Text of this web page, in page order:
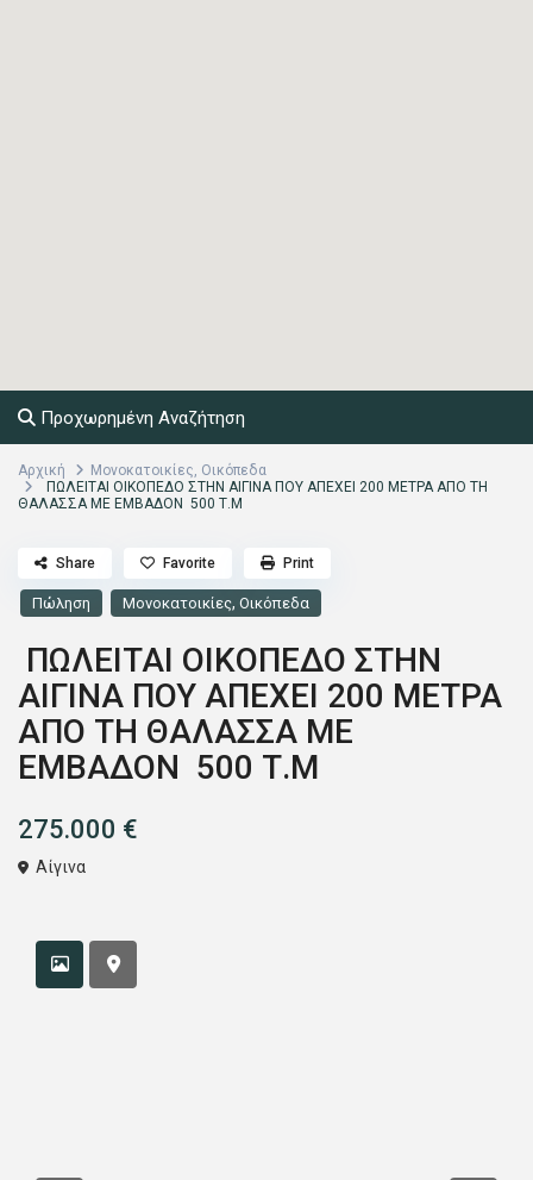
Προχωρημένη Αναζήτηση
Αρχική Μονοκατοικίες, Οικόπεδα
ΠΩΛΕΙΤΑΙ ΟΙΚΟΠΕΔΟ ΣΤΗΝ ΑΙΓΙΝΑ ΠΟΥ ΑΠΕΧΕΙ 200 ΜΕΤΡΑ ΑΠΟ ΤΗ
ΘΑΛΑΣΣΑ ΜΕ ΕΜΒΑΔΟΝ 500 Τ.Μ
Πώληση Μονοκατοικίες,Οικόπεδα
ΠΩΛΕΙΤΑΙ ΟΙΚΟΠΕΔΟ ΣΤΗΝ
ΑΙΓΙΝΑ ΠΟΥ ΑΠΕΧΕΙ 200 ΜΕΤΡΑ
ΑΠΟ ΤΗ ΘΑΛΑΣΣΑ ΜΕ
ΕΜΒΑΔΟΝ 500 Τ.Μ
275.000 €
Αίγινα
Share Favorite Print